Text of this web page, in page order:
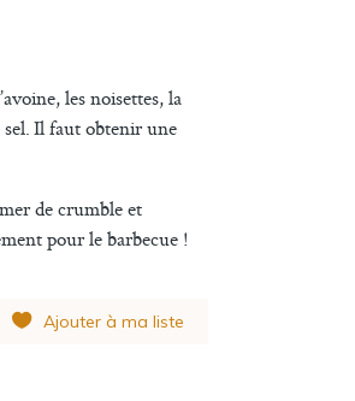
les noisettes, la
Il faut obtenir une
de crumble et
pour le barbecue !
Ajouter à ma liste